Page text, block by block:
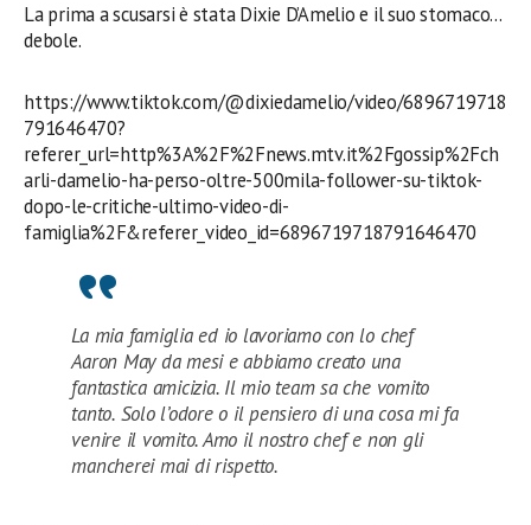
La prima a scusarsi è stata Dixie D’Amelio e il suo stomaco…
debole.
https://www.tiktok.com/@dixiedamelio/video/6896719718
791646470?
referer_url=http%3A%2F%2Fnews.mtv.it%2Fgossip%2Fch
arli-damelio-ha-perso-oltre-500mila-follower-su-tiktok-
dopo-le-critiche-ultimo-video-di-
famiglia%2F&referer_video_id=6896719718791646470
La mia famiglia ed io lavoriamo con lo chef
Aaron May da mesi e abbiamo creato una
fantastica amicizia. Il mio team sa che vomito
tanto. Solo l’odore o il pensiero di una cosa mi fa
venire il vomito. Amo il nostro chef e non gli
mancherei mai di rispetto.